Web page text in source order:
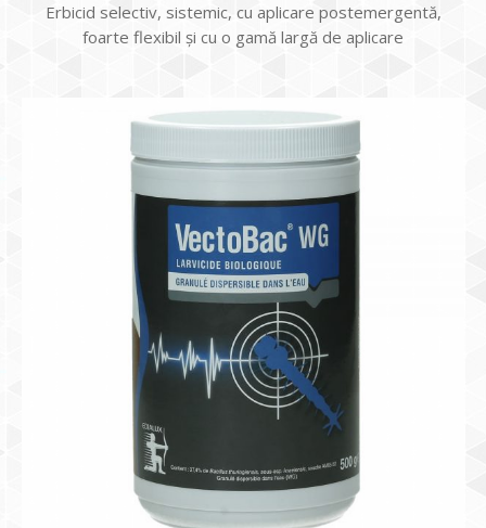
Erbicid selectiv, sistemic, cu aplicare postemergentă,
foarte flexibil și cu o gamă largă de aplicare